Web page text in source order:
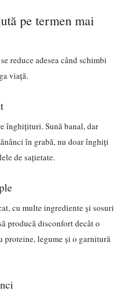
pe termen mai
reduce adesea când schimbi
viață.
înghițituri. Sună banal, dar
în grabă, nu doar înghiți
de sațietate.
cu multe ingrediente și sosuri
producă disconfort decât o
legume și o garnitură